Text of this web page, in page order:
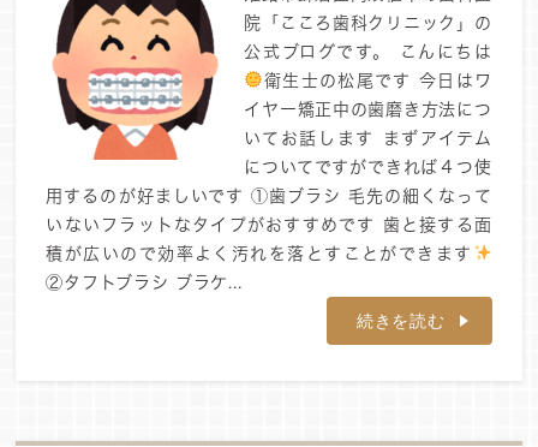
院「こころ歯科クリニック」の
公式ブログです。 こんにちは
衛生士の松尾です 今日はワ
イヤー矯正中の歯磨き方法につ
いてお話します まずアイテム
についてですができれば４つ使
用するのが好ましいです ①歯ブラシ 毛先の細くなって
いないフラットなタイプがおすすめです 歯と接する面
積が広いので効率よく汚れを落とすことができます
②タフトブラシ ブラケ...
続きを読む